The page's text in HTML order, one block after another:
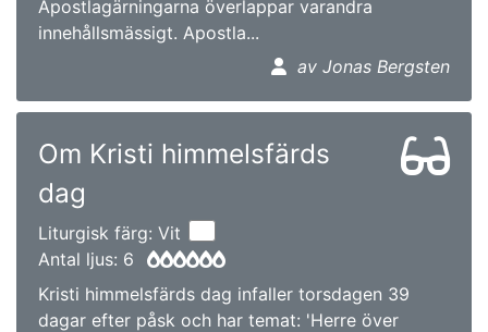
Apostlagärningarna överlappar varandra
innehållsmässigt. Apostla...
av Jonas Bergsten
Om Kristi himmelsfärds
dag
Liturgisk färg: Vit
Antal ljus: 6
Kristi himmelsfärds dag infaller torsdagen 39
dagar efter påsk och har temat: 'Herre över